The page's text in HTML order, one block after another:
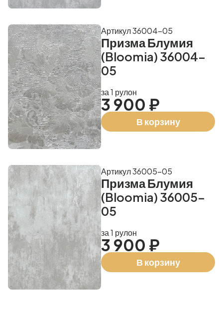
Призма Блумия
(Bloomia) 36004-
05
Артикул 36004-05
за 1 рулон
3 900 ₽
В корзину
Призма Блумия
(Bloomia) 36005-
05
Артикул 36005-05
за 1 рулон
3 900 ₽
В корзину